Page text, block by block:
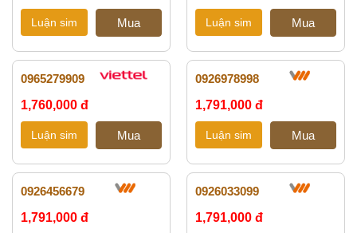
0965279909
1,760,000 đ
0926978998
1,791,000 đ
0926456679
1,791,000 đ
0926033099
1,791,000 đ